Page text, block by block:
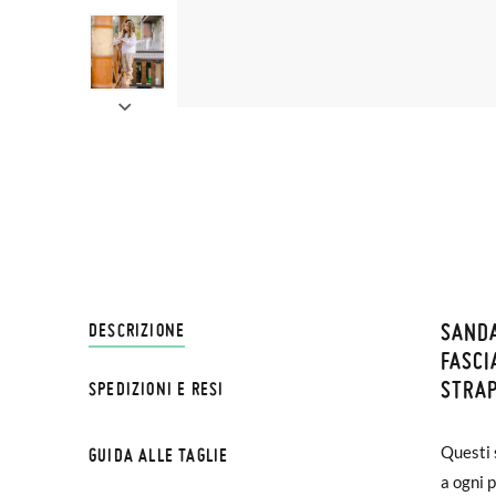
DESCRIZIONE
Questi
a ogni
piede,
SPEDIZIONI E RESI
Su
GUIDA ALLE TAGLIE